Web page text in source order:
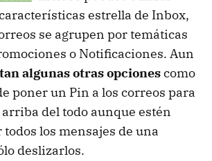
estrella de Inbox,
se agrupen por temáticas
o Notificaciones. Aun
algunas otras opcionescomo
poner un Pin a los correos para
del todo aunque estén
los mensajes de una
deslizarlos.